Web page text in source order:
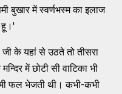
बुखार में स्वर्णभस्म का इलाज
हू।'
जी के यहां से उठते तो तीसरा
में छोटी सी वाटिका भी
फल भेजती थी। कभी-कभी